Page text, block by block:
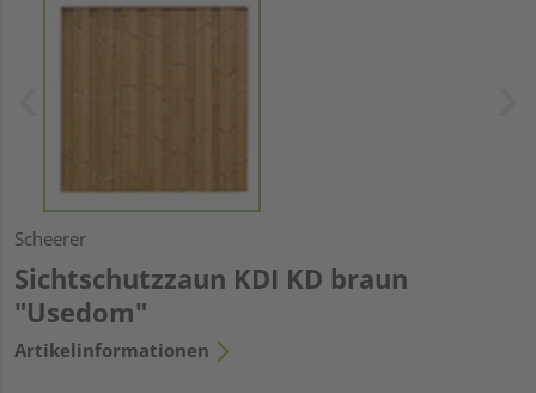
Scheerer
Sichtschutzzaun KDI KD braun
"Usedom"
Artikelinformationen